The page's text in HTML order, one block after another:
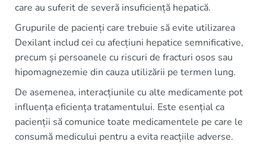
care au suferit de severă insuficiență hepatică.
Grupurile de pacienți care trebuie să evite utilizarea
Dexilant includ cei cu afecțiuni hepatice semnificative,
precum și persoanele cu riscuri de fracturi osos sau
hipomagnezemie din cauza utilizării pe termen lung.
De asemenea, interacțiunile cu alte medicamente pot
influența eficiența tratamentului. Este esențial ca
pacienții să comunice toate medicamentele pe care le
consumă medicului pentru a evita reacțiile adverse.